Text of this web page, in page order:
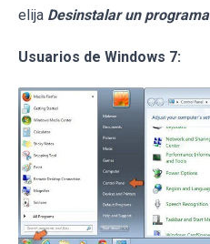
elija Desinstalar un programa
Usuarios de Windows 7: